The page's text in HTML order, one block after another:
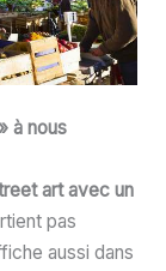
à nous
art avec un
pas
aussi dans